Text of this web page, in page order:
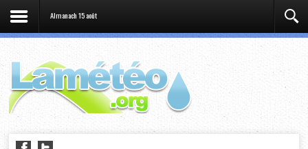
Almanach 15 août